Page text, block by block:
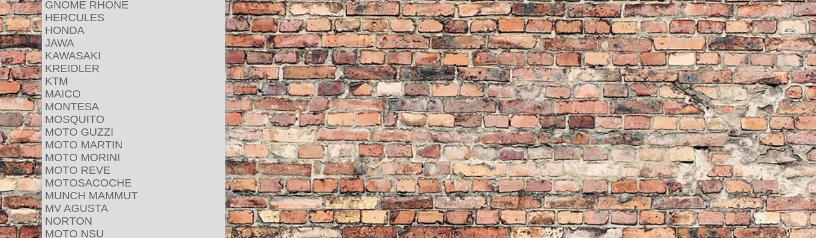
GNOME RHONE
HERCULES
HONDA
JAWA
KAWASAKI
KREIDLER
KTM
MAICO
MONTESA
MOSQUITO
MOTO GUZZI
MOTO MARTIN
MOTO MORINI
MOTO REVE
MOTOSACOCHE
MUNCH MAMMUT
MV AGUSTA
NORTON
MOTO NSU